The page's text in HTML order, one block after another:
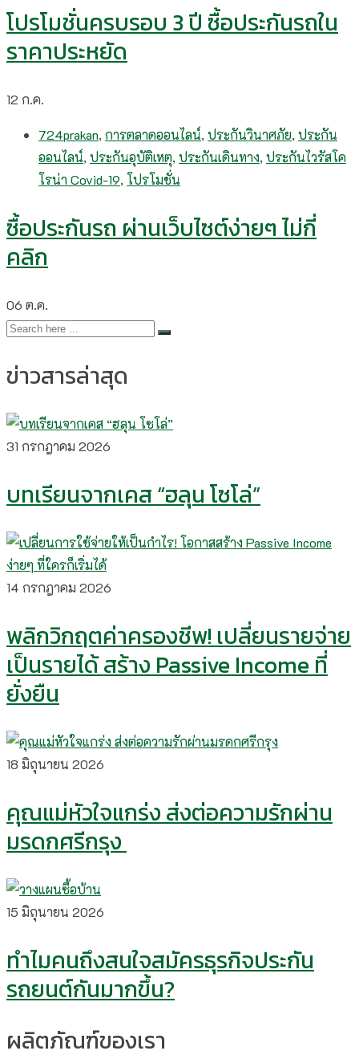
โปรโมชั่นครบรอบ 3 ปี ซื้อประกันรถใน
ราคาประหยัด
12 ก.ค.
724prakan, การตลาดออนไลน์, ประกันวินาศภัย, ประกัน
ออนไลน์, ประกันอุบัติเหตุ, ประกันเดินทาง, ประกันไวรัสโค
โรน่า Covid-19, โปรโมชั่น
ซื้อประกันรถ ผ่านเว็บไซต์ง่ายๆ ไม่กี่
คลิก
06 ต.ค.
ข่าวสารล่าสุด
31 กรกฎาคม 2026
บทเรียนจากเคส “ฮลุน โซโล่”
14 กรกฎาคม 2026
พลิกวิกฤตค่าครองชีพ! เปลี่ยนรายจ่าย
เป็นรายได้ สร้าง Passive Income ที่
ยั่งยืน
18 มิถุนายน 2026
คุณแม่หัวใจแกร่ง ส่งต่อความรักผ่าน
มรดกศรีกรุง
15 มิถุนายน 2026
ทำไมคนถึงสนใจสมัครธุรกิจประกัน
รถยนต์กันมากขึ้น?
ผลิตภัณฑ์ของเรา